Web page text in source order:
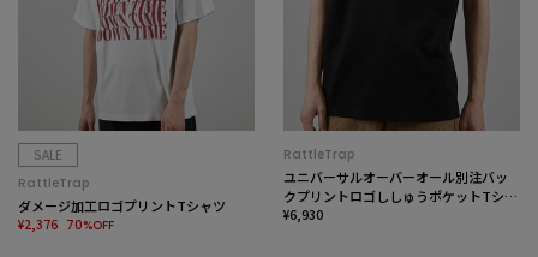
SALE
RattleTrap
ダメージ加工ロゴプリントTシャツ
¥2,376 70%OFF
RattleTrap
ユニバーサルオーバーオール別注バッ
クプリントロゴししゅうポケットTシャ
ツ
¥6,930